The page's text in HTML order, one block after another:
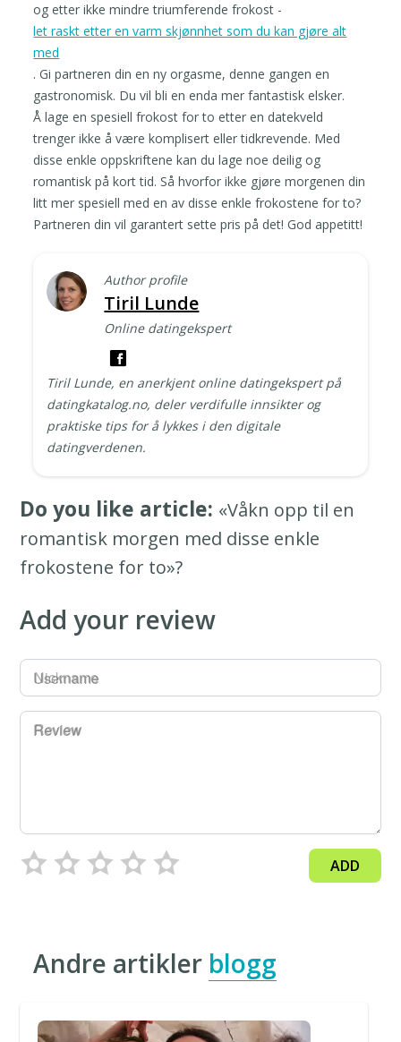
og etter ikke mindre triumferende frokost -
let raskt etter en varm skjønnhet som du kan gjøre alt
med
. Gi partneren din en ny orgasme, denne gangen en
gastronomisk. Du vil bli en enda mer fantastisk elsker.
Å lage en spesiell frokost for to etter en datekveld
trenger ikke å være komplisert eller tidkrevende. Med
disse enkle oppskriftene kan du lage noe deilig og
romantisk på kort tid. Så hvorfor ikke gjøre morgenen din
litt mer spesiell med en av disse enkle frokostene for to?
Partneren din vil garantert sette pris på det! God appetitt!
Author profile
Tiril Lunde
Online datingekspert
Tiril Lunde, en anerkjent online datingekspert på
datingkatalog.no, deler verdifulle innsikter og
praktiske tips for å lykkes i den digitale
datingverdenen.
Do you like article: «Våkn opp til en
romantisk morgen med disse enkle
frokostene for to»?
Add your review
Username
Review
ADD
Andre artikler blogg